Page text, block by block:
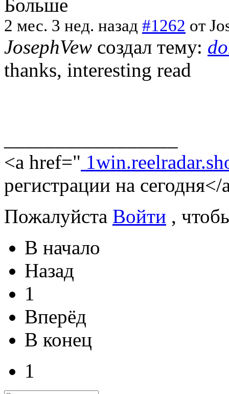
Больше
2 мес. 3 нед. назад #1262 от
JosephVew создал тему:
thanks, interesting read
<a href="
регистрации на сегодня</
Пожалуйста Войти ,
В начало
Назад
1
Вперёд
В конец
1